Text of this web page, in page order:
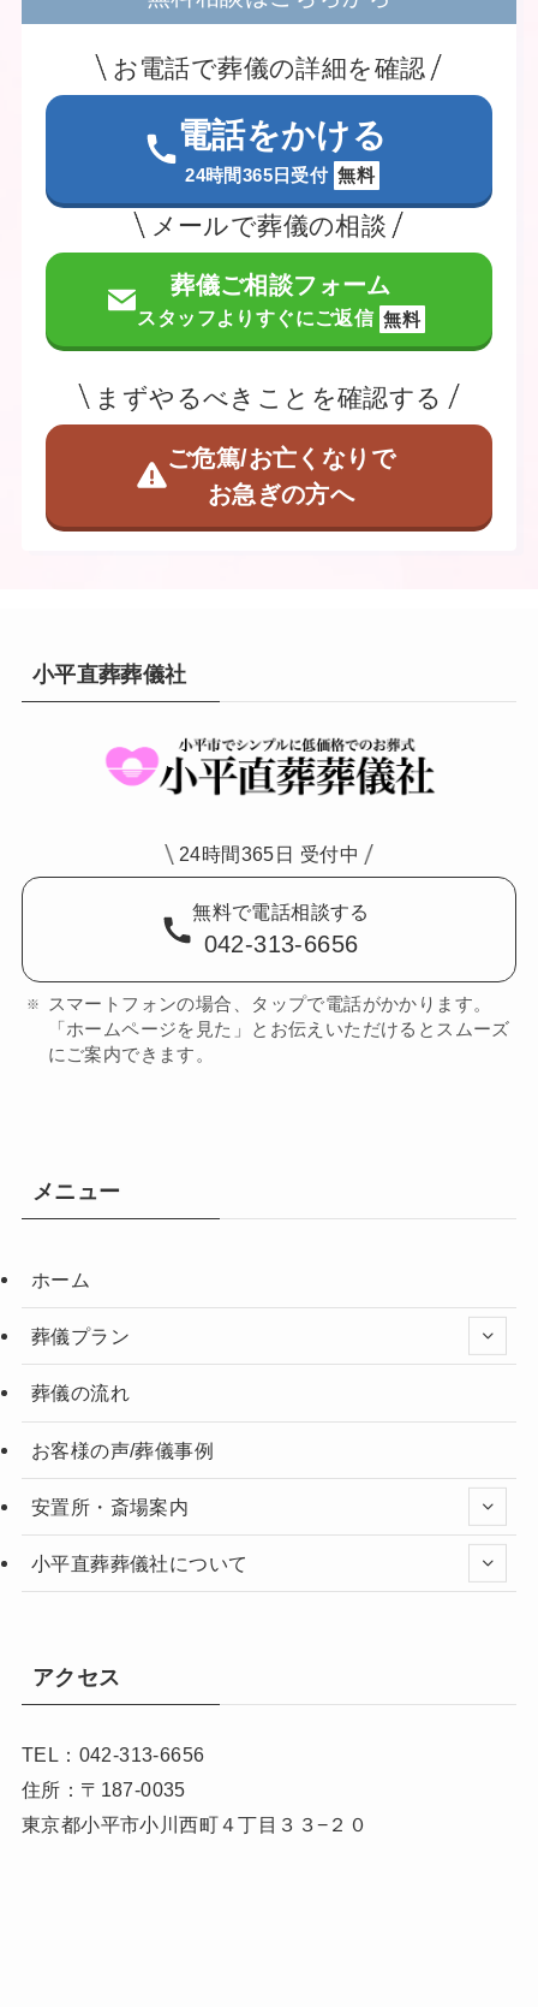
お電話で葬儀の詳細を確認
電話をかける
24時間365日受付 無料
メールで葬儀の相談
葬儀ご相談フォーム
スタッフよりすぐにご返信 無料
まずやるべきことを確認する
ご危篤/お亡くなりで
お急ぎの方へ
小平直葬葬儀社
24時間365日 受付中
無料で電話相談する
042-313-6656
スマートフォンの場合、タップで電話がかかります。
「ホームページを見た」とお伝えいただけるとスムーズ
にご案内できます。
メニュー
ホーム
葬儀プラン
葬儀の流れ
お客様の声/葬儀事例
安置所・斎場案内
小平直葬葬儀社について
アクセス
TEL：042-313-6656
住所：〒187-0035
東京都小平市小川西町４丁目３３−２０